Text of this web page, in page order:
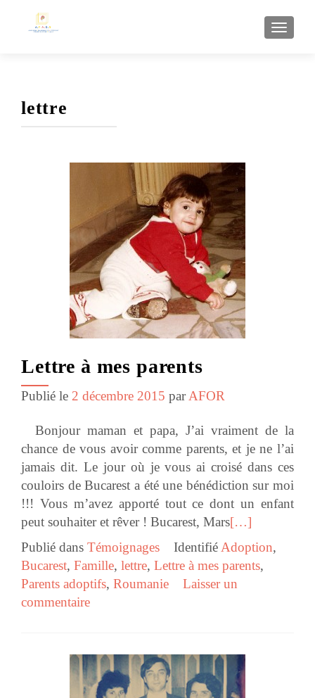
lettre
Lettre à mes parents
Publié le 2 décembre 2015 parAFOR
Bonjour maman et papa, J’ai vraiment de la
chance de vous avoir comme parents, et je ne l’ai
jamais dit. Le jour où je vous ai croisé dans ces
couloirs de Bucarest a été une bénédiction sur moi
!!! Vous m’avez apporté tout ce dont un enfant
peut souhaiter et rêver ! Bucarest, Mars[…]
Publié dans Témoignages Identifié Adoption,
Bucarest, Famille, lettre, Lettre à mes parents,
Parents adoptifs, Roumanie
Laisser un
commentaire